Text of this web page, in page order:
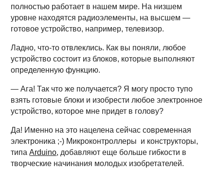
полностью работает в нашем мире. На низшем
уровне находятся радиоэлементы, на высшем —
готовое устройство, например, телевизор.
Ладно, что-то отвлеклись. Как вы поняли, любое
устройство состоит из блоков, которые выполняют
определенную функцию.
— Ага! Так что же получается? Я могу просто тупо
взять готовые блоки и изобрести любое электронное
устройство, которое мне придет в голову?
Да! Именно на это нацелена сейчас современная
электроника ;-) Микроконтроллеры и конструкторы,
типаArduino, добавляют еще больше гибкости в
творческие начинания молодых изобретателей.